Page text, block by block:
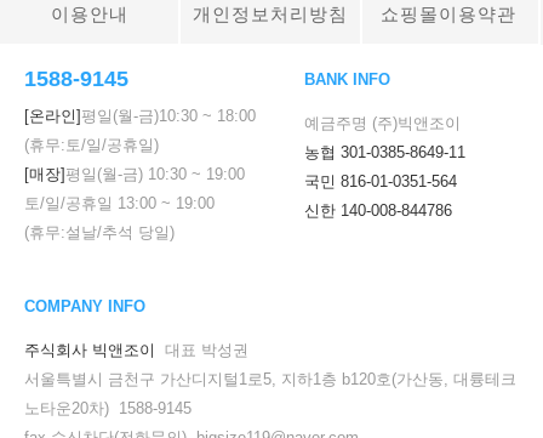
이용안내 개인정보처리방침 쇼핑몰이용약관
1588-9145
[온라인] 평일(월-금)10:30 ~ 18:00
(휴무:토/일/공휴일)
[매장] 평일(월-금) 10:30 ~ 19:00
토/일/공휴일 13:00 ~ 19:00
(휴무:설날/추석 당일)
BANK INFO
예금주명 (주)빅앤조이
농협 301-0385-8649-11
국민 816-01-0351-564
신한 140-008-844786
COMPANY INFO
주식회사 빅앤조이
대표 박성권
서울특별시 금천구 가산디지털1로5, 지하1층 b120호(가산동, 대륭테크
노타운20차) 1588-9145